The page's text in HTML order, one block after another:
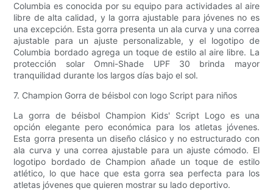
Columbia es conocida por su equipo para actividades al aire
libre de alta calidad, y la gorra ajustable para jóvenes no es
una excepción. Esta gorra presenta un ala curva y una correa
ajustable para un ajuste personalizable, y el logotipo de
Columbia bordado agrega un toque de estilo al aire libre. La
protección solar Omni-Shade UPF 30 brinda mayor
tranquilidad durante los largos días bajo el sol.
7. Champion Gorra de béisbol con logo Script para niños
La gorra de béisbol Champion Kids' Script Logo es una
opción elegante pero económica para los atletas jóvenes.
Esta gorra presenta un diseño clásico y no estructurado con
ala curva y una correa ajustable para un ajuste cómodo. El
logotipo bordado de Champion añade un toque de estilo
atlético, lo que hace que esta gorra sea perfecta para los
atletas jóvenes que quieren mostrar su lado deportivo.